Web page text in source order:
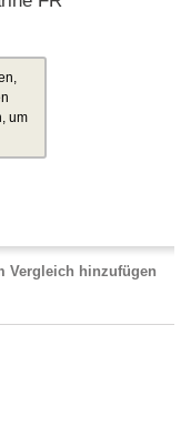
um
Vergleich hinzufügen